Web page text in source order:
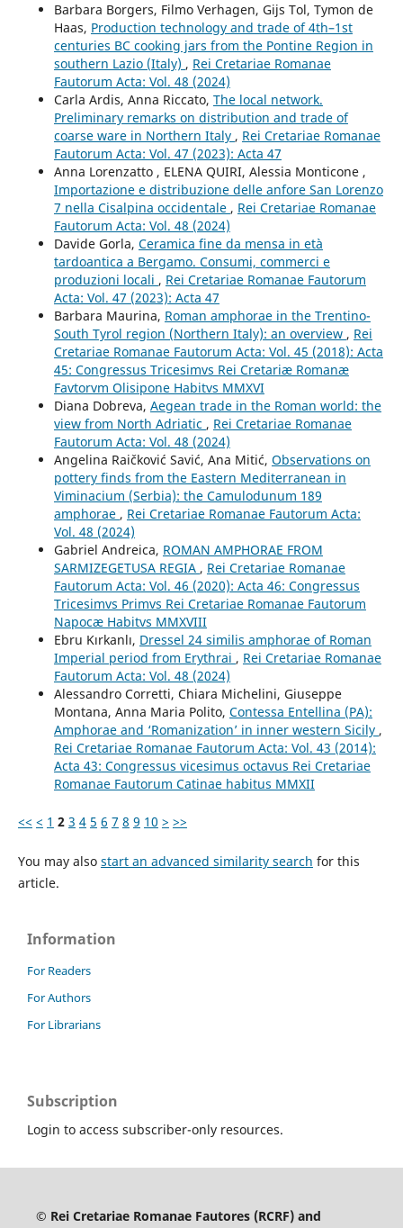
Barbara Borgers, Filmo Verhagen, Gijs Tol, Tymon de
Haas, Production technology and trade of 4th–1st
centuries BC cooking jars from the Pontine Region in
southern Lazio (Italy) , Rei Cretariae Romanae
Fautorum Acta: Vol. 48 (2024)
Carla Ardis, Anna Riccato, The local network.
Preliminary remarks on distribution and trade of
coarse ware in Northern Italy , Rei Cretariae Romanae
Fautorum Acta: Vol. 47 (2023): Acta 47
Anna Lorenzatto , ELENA QUIRI, Alessia Monticone ,
Importazione e distribuzione delle anfore San Lorenzo
7 nella Cisalpina occidentale , Rei Cretariae Romanae
Fautorum Acta: Vol. 48 (2024)
Davide Gorla, Ceramica fine da mensa in età
tardoantica a Bergamo. Consumi, commerci e
produzioni locali , Rei Cretariae Romanae Fautorum
Acta: Vol. 47 (2023): Acta 47
Barbara Maurina, Roman amphorae in the Trentino-
South Tyrol region (Northern Italy): an overview , Rei
Cretariae Romanae Fautorum Acta: Vol. 45 (2018): Acta
45: Congressus Tricesimvs Rei Cretariæ Romanæ
Favtorvm Olisipone Habitvs MMXVI
Diana Dobreva, Aegean trade in the Roman world: the
view from North Adriatic , Rei Cretariae Romanae
Fautorum Acta: Vol. 48 (2024)
Angelina Raičković Savić, Ana Mitić, Observations on
pottery finds from the Eastern Mediterranean in
Viminacium (Serbia): the Camulodunum 189
amphorae , Rei Cretariae Romanae Fautorum Acta:
Vol. 48 (2024)
Gabriel Andreica, ROMAN AMPHORAE FROM
SARMIZEGETUSA REGIA , Rei Cretariae Romanae
Fautorum Acta: Vol. 46 (2020): Acta 46: Congressus
Tricesimvs Primvs Rei Cretariae Romanae Fautorum
Napocæ Habitvs MMXVIII
Ebru Kırkanlı, Dressel 24 similis amphorae of Roman
Imperial period from Erythrai , Rei Cretariae Romanae
Fautorum Acta: Vol. 48 (2024)
Alessandro Corretti, Chiara Michelini, Giuseppe
Montana, Anna Maria Polito, Contessa Entellina (PA):
Amphorae and ‘Romanization’ in inner western Sicily ,
Rei Cretariae Romanae Fautorum Acta: Vol. 43 (2014):
Acta 43: Congressus vicesimus octavus Rei Cretariae
Romanae Fautorum Catinae habitus MMXII
<< < 1 2 3 4 5 6 7 8 9 10 > >>
You may also start an advanced similarity search for this
article.
Information
For Readers
For Authors
For Librarians
Subscription
Login to access subscriber-only resources.
© Rei Cretariae Romanae Fautores (RCRF) and